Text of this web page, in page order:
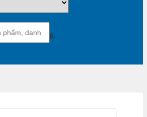
trong giỏ hàng.